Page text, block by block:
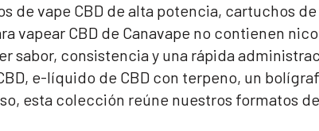
de vape CBD de alta potencia, cartuchos
vapear CBD de Canavape no contienen
sabor, consistencia y una rápida
e-líquido de CBD con terpeno, un
esta colección reúne nuestros formatos